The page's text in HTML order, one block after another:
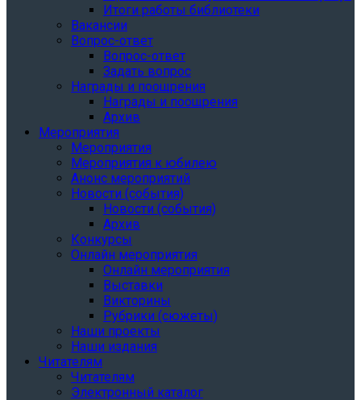
Итоги работы библиотеки
Вакансии
Вопрос-ответ
Вопрос-ответ
Задать вопрос
Награды и поощрения
Награды и поощрения
Архив
Мероприятия
Мероприятия
Мероприятия к юбилею
Анонс мероприятий
Новости (события)
Новости (события)
Архив
Конкурсы
Онлайн мероприятия
Онлайн мероприятия
Выставки
Викторины
Рубрики (сюжеты)
Наши проекты
Наши издания
Читателям
Читателям
Электронный каталог